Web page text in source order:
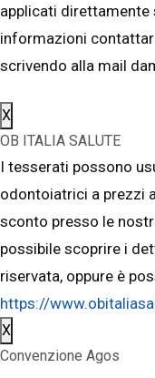
applicati direttamente
informazioni
scrivendo alla mail
X
OB ITALIA SALUTE
I tesserati possono
odontoiatrici a prezzi
sconto presso le
possibile scoprire i
riservata, oppure è
https://
X
Convenzione Agos